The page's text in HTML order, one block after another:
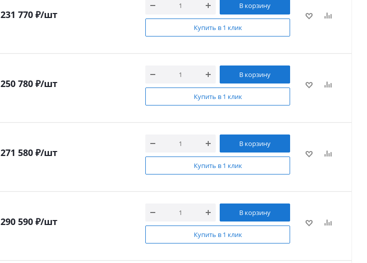
231 770 ₽/шт
В корзину
Купить в 1 клик
250 780 ₽/шт
В корзину
Купить в 1 клик
271 580 ₽/шт
В корзину
Купить в 1 клик
290 590 ₽/шт
В корзину
Купить в 1 клик